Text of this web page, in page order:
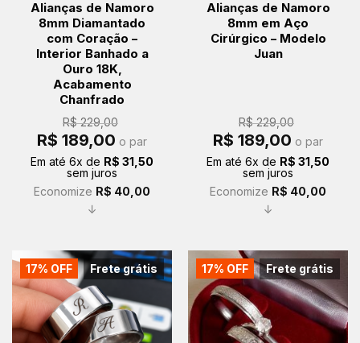
Alianças de Namoro
8mm Diamantado
com Coração –
Interior Banhado a
Ouro 18K,
Acabamento
Chanfrado
R$229,00
O
preço
era:
R$ 229,00.
R$ 189,00 preço
atual
é:
R$ 189,00.
o par
Em até 6x de R$ 31,50
sem juros
Economize R$ 40,00
↓
Alianças de Namoro
8mm em Aço
Cirúrgico – Modelo
Juan
R$229,00
O
preço
era:
R$ 229,00.
R$ 189,00 preço
atual
é:
R$ 189,00.
o par
Em até 6x de R$ 31,50
sem juros
Economize R$ 40,00
↓
Frete grátis
17% OFF Frete grátis
17% OFF